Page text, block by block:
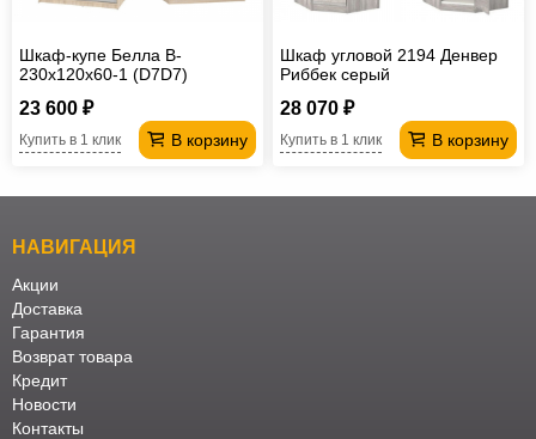
Шкаф-купе Белла B-
230х120х60-1 (D7D7)
23 600 ₽
В корзину
Купить в 1 клик
Шкаф угловой 2194 Денвер
Риббек серый
28 070 ₽
В корзину
Купить в 1 клик
НАВИГАЦИЯ
Акции
Доставка
Гарантия
Возврат товара
Кредит
Новости
Контакты